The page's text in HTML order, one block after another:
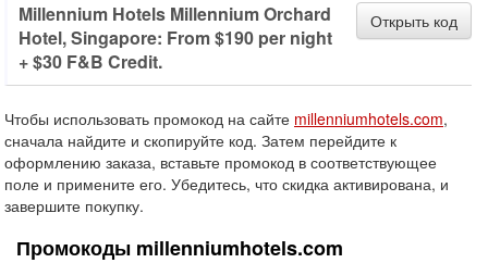
Millennium Hotels Millennium Orchard
Hotel, Singapore: From $190 per night
+ $30 F&B Credit.
Открыть код
Чтобы использовать промокод на сайте millenniumhotels.com,
сначала найдите и скопируйте код. Затем перейдите к
оформлению заказа, вставьте промокод в соответствующее
поле и примените его. Убедитесь, что скидка активирована, и
завершите покупку.
Промокоды millenniumhotels.com